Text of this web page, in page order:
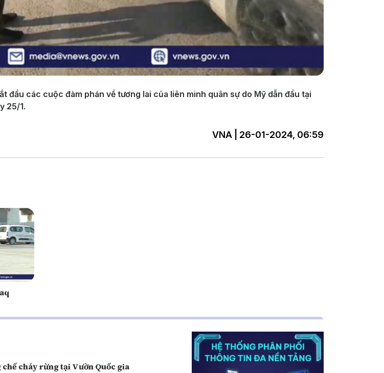
đầu các cuộc đàm phán về tương lai của liên minh quân sự do Mỹ dẫn đầu tại
25/1.
VNA | 26-01-2024, 06:59
cháy rừng tại Vườn Quốc gia